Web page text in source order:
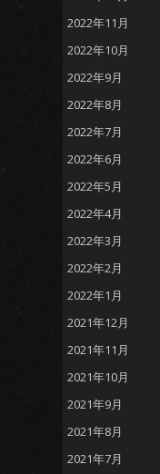
2022年11月
2022年10月
2022年9月
2022年8月
2022年7月
2022年6月
2022年5月
2022年4月
2022年3月
2022年2月
2022年1月
2021年12月
2021年11月
2021年10月
2021年9月
2021年8月
2021年7月